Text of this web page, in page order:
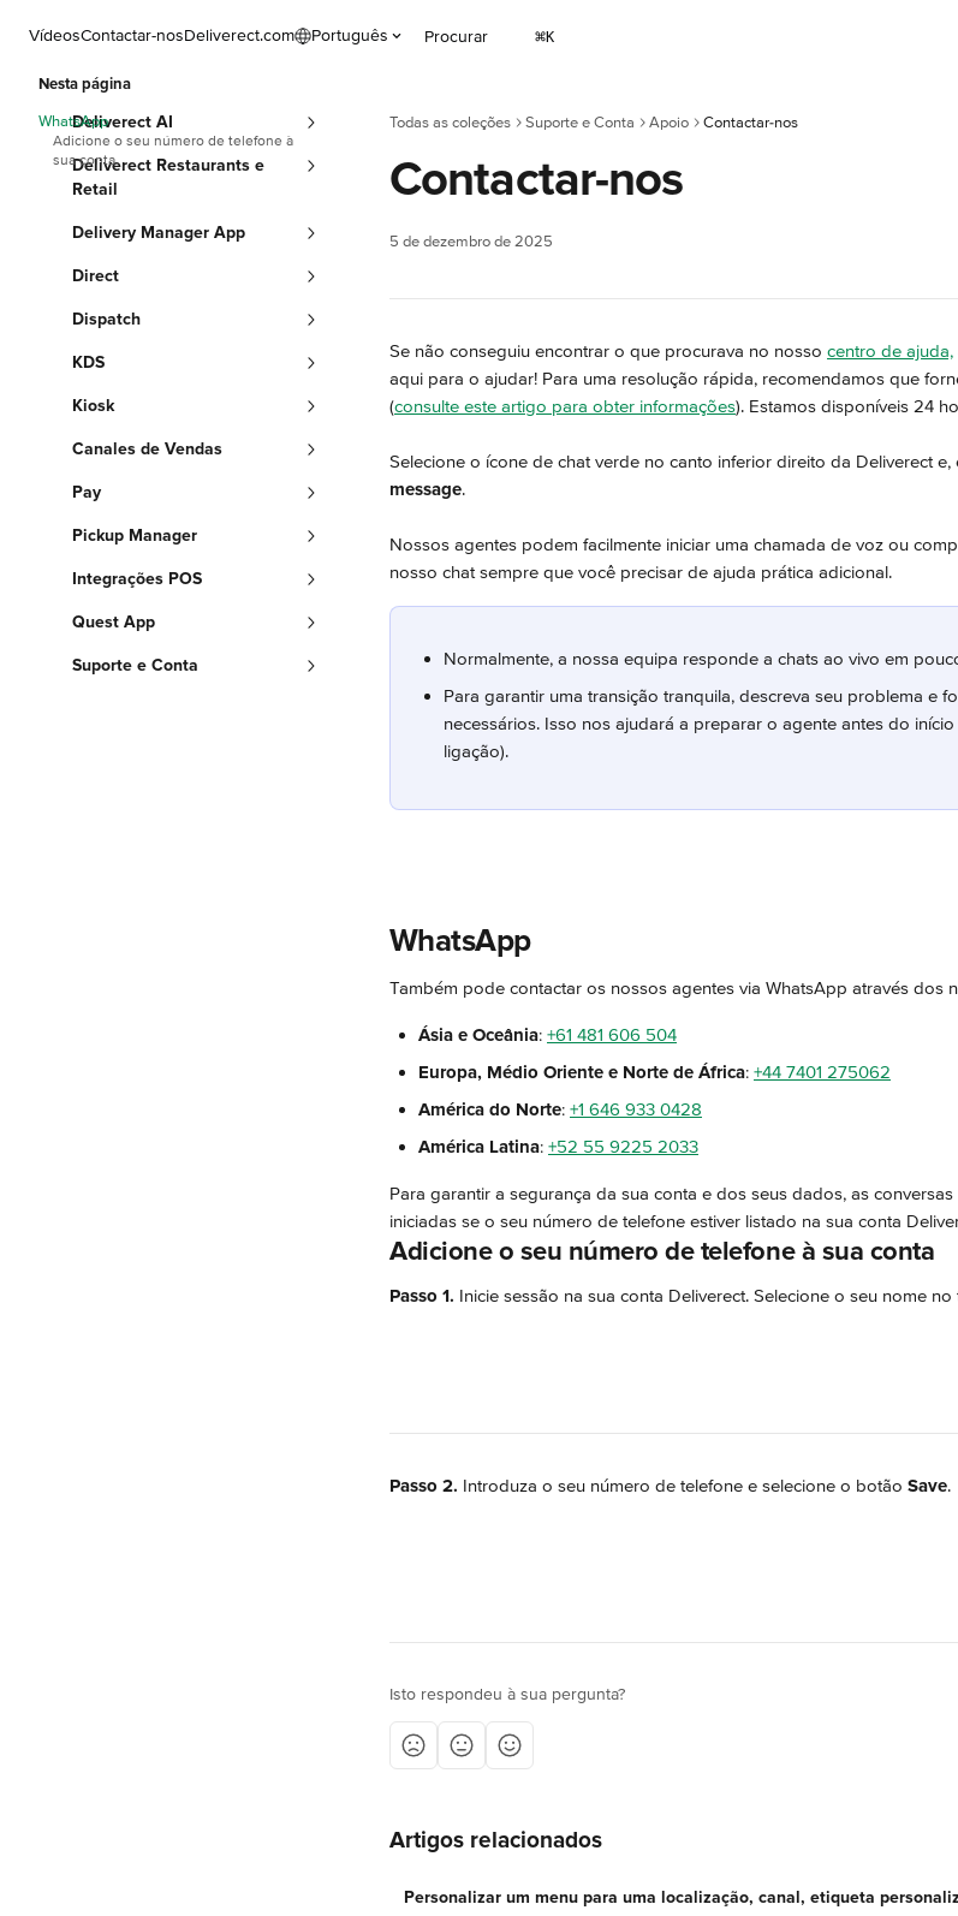
VídeosContactar-nosDeliverect.com Português Procurar ⌘K
Deliverect AI
Deliverect Restaurants e
Retail
Delivery Manager App
Direct
Dispatch
KDS
Kiosk
Canales de Vendas
Pay
Pickup Manager
Integrações POS
Quest App
Suporte e Conta
Todas as coleções Suporte e Conta Apoio Contactar-nos
Contactar-nos
5 de dezembro de 2025
Se não conseguiu encontrar o que procurava no nosso centro de ajuda,
aqui para o ajudar! Para uma resolução rápida, recomendamos que
(consulte este artigo para obter informações). Estamos disponíveis 24
Selecione o ícone de chat verde no canto inferior direito da Deliverect e,
message.
Nossos agentes podem facilmente iniciar uma chamada de voz ou
nosso chat sempre que você precisar de ajuda prática adicional.
Normalmente, a nossa equipa responde a chats ao vivo em
Para garantir uma transição tranquila, descreva seu problema e
necessários. Isso nos ajudará a preparar o agente antes do
ligação).
WhatsApp
Também pode contactar os nossos agentes via WhatsApp através dos
Ásia e Oceânia: +61 481 606 504
Europa, Médio Oriente e Norte de África: +44 7401 275062
América do Norte: +1 646 933 0428
América Latina: +52 55 9225 2033
Para garantir a segurança da sua conta e dos seus dados, as
iniciadas se o seu número de telefone estiver listado na sua conta
Adicione o seu número de telefone à sua conta
Passo 1. Inicie sessão na sua conta Deliverect. Selecione o seu nome
Passo 2. Introduza o seu número de telefone e selecione o botão Save.
Isto respondeu à sua pergunta?
Artigos relacionados
Personalizar um menu para uma localização, canal, etiqueta
Nesta página
WhatsApp
Adicione o seu número de telefone à
sua conta